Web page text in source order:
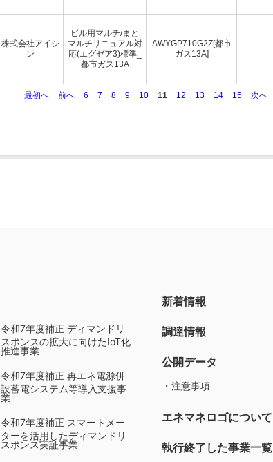
株式会社アイシ
ン
ビル用マルチ/まと
マルチリニュアル対
応(エグゼア3)標準_
都市ガス13A
AWYGP710G2Z[都市
ガス13A]
最初へ 前へ 6 7 8 9 10 11 12 13 14 15 次へ
令和7年度補正 ディマンドリ
スポンスの拡大に向けたIoT化
推進事業
令和7年度補正 再エネ電源併
設蓄電システム等導入支援事
業
令和7年度補正 スマートメー
ターを活用したディマンドリ
スポンス実証事業
新着情報
調達情報
公開データ
・注意事項
エネマネロゴについて
執行終了した事業一覧